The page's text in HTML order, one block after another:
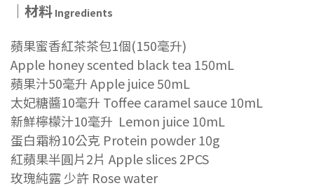
｜材料 Ingredients
蘋果蜜香紅茶茶包1個(150毫升)
Apple honey scented black tea 150mL
蘋果汁50毫升 Apple juice 50mL
太妃糖醬10毫升 Toffee caramel sauce 10mL
新鮮檸檬汁10毫升 Lemon juice 10mL
蛋白霜粉10公克 Protein powder 10g
紅蘋果半圓片2片 Apple slices 2PCS
玫瑰純露 少許 Rose water